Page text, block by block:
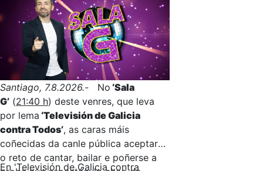
Santiago, 7.8.2026.- No ‘Sala
G’ (21:40 h) deste venres, que leva
por lema ‘Televisión de Galicia
contra Todos’, as caras máis
coñecidas da canle pública aceptarán
o reto de cantar, bailar e poñerse a
En 'Televisión de Galicia contra